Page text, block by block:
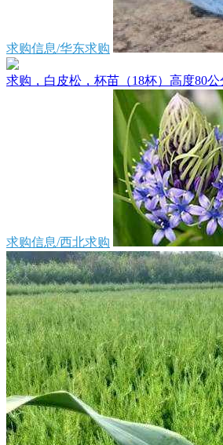
求购信息/华东求购
求购，白皮松，杯苗（18杯）高度80
求购信息/西北求购